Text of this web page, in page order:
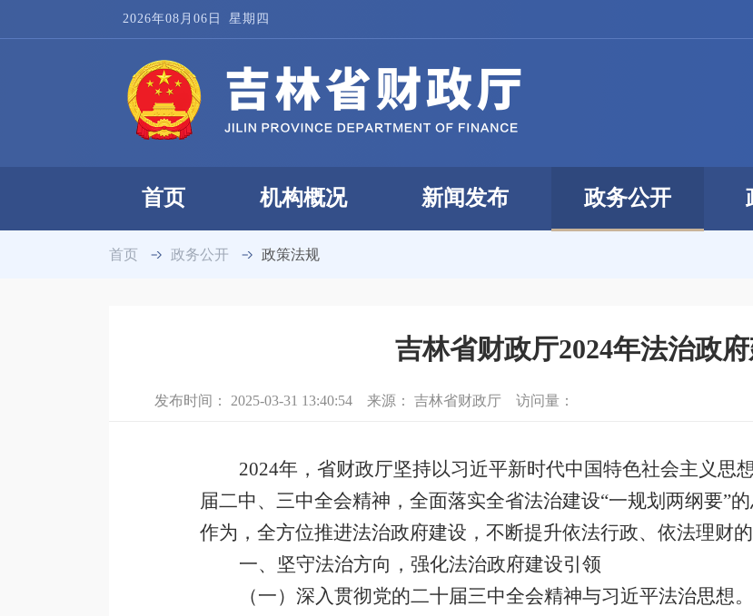
2026年08月06日 星期四
首页 机构概况 新闻发布 政务公开
首页 政务公开 政策法规
吉林省财政厅2024年法治政
发布时间： 2025-03-31 13:40:54 来源： 吉林省财政厅 访问量：
2024年，省财政厅坚持以习近平新时代中国特色社会主义思
届二中、三中全会精神，全面落实全省法治建设“一规划两纲要”
作为，全方位推进法治政府建设，不断提升依法行政、依法理财
一、坚守法治方向，强化法治政府建设引领
（一）深入贯彻党的二十届三中全会精神与习近平法治思想。